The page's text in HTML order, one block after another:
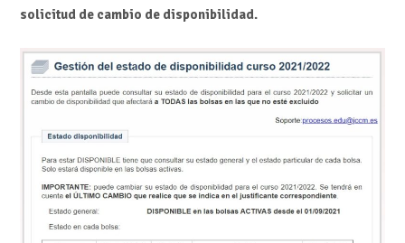
solicitud de cambio de disponibilidad.